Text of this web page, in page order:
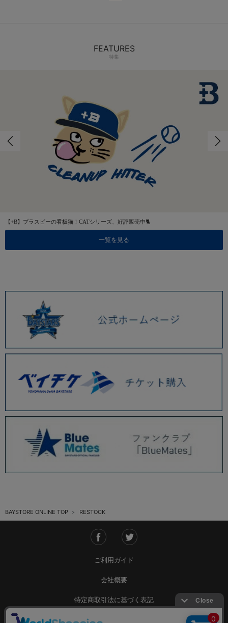
FEATURES
特集
【+B】プラスビーの看板猫！CATシリーズ、好評販売中🐈
一覧を見る
BAYSTORE ONLINE TOP RESTOCK
ご利用ガイド
会社概要
特定商取引法に基づく表記
ご利用規約